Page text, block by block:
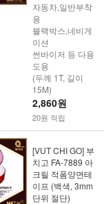
자동차,일반부착
용
블랙박스,네비게
이션
썬바이저 등 다용
도용
(두께 1T, 길이
15M)
2,860원
20원 적립
[VUT CHI GO] 부
치고 FA-7889 아
크릴 적폼양면테
이프 (백색, 3mm
단위 절단)